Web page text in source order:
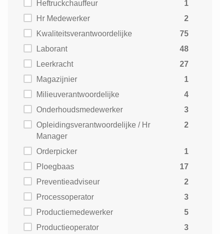
Heftruckchauffeur
1
Hr Medewerker
2
Kwaliteitsverantwoordelijke
75
Laborant
48
Leerkracht
27
Magazijnier
1
Milieuverantwoordelijke
4
Onderhoudsmedewerker
3
Opleidingsverantwoordelijke / Hr
Manager
2
Orderpicker
1
Ploegbaas
17
Preventieadviseur
2
Processoperator
3
Productiemedewerker
5
Productieoperator
3